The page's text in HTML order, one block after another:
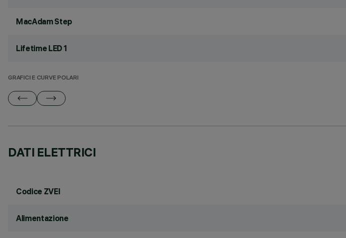
MacAdam Step
Lifetime LED 1
GRAFICI E CURVE POLARI
DATI ELETTRICI
Codice ZVEI
Alimentazione